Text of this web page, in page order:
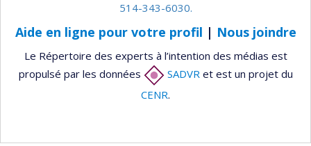
514-343-6030.
Aide en ligne pour votre profil | Nous joindre
Le Répertoire des experts à l’intention des médias est
propulsé par les données
SADVRet est un projet du
CENR.